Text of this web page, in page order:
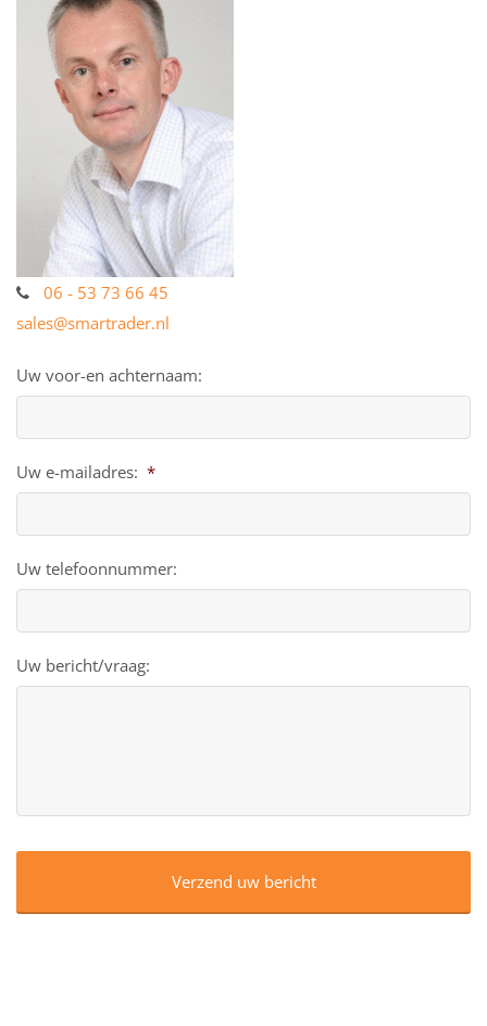
06 - 53 73 66 45
sales@smartrader.nl
Uw voor-en achternaam:
Uw e-mailadres: *
Uw telefoonnummer:
Uw bericht/vraag: